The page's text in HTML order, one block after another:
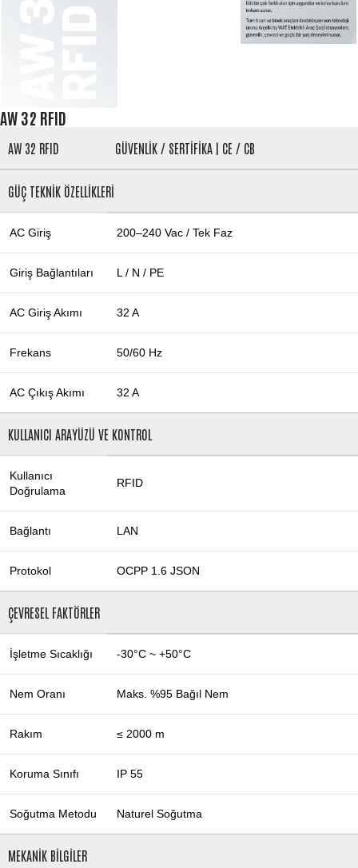
AW 32 RFID
AW 32 RFID GÜVENLİK / SERTİFİKA | CE / CB
GÜÇ TEKNİK ÖZELLİKLERİ
AC Giriş 200–240 Vac / Tek Faz
Giriş Bağlantıları L / N / PE
AC Giriş Akımı 32 A
Frekans 50/60 Hz
AC Çıkış Akımı 32 A
KULLANICI ARAYÜZÜ VE KONTROL
Kullanıcı
Doğrulama
RFID
Bağlantı LAN
Protokol OCPP 1.6 JSON
ÇEVRESEL FAKTÖRLER
İşletme Sıcaklığı -30°C ~ +50°C
Nem Oranı Maks. %95 Bağıl Nem
Rakım ≤ 2000 m
Koruma Sınıfı IP 55
Soğutma Metodu Naturel Soğutma
MEKANİK BİLGİLER